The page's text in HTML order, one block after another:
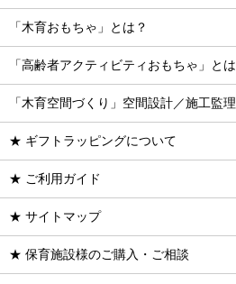
「木育おもちゃ」とは？
「高齢者アクティビティおもちゃ」と
「木育空間づくり」空間設計／施工監
★ ギフトラッピングについて
★ ご利用ガイド
★ サイトマップ
★ 保育施設様のご購入・ご相談